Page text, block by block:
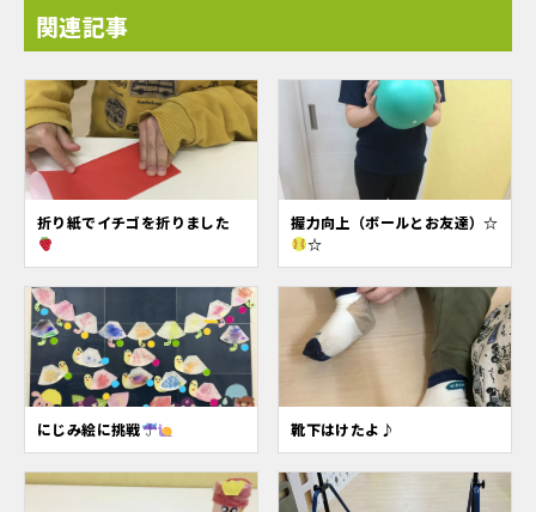
関連記事
折り紙でイチゴを折りました
握力向上（ボールとお友達）☆
☆
にじみ絵に挑戦 靴下はけたよ♪